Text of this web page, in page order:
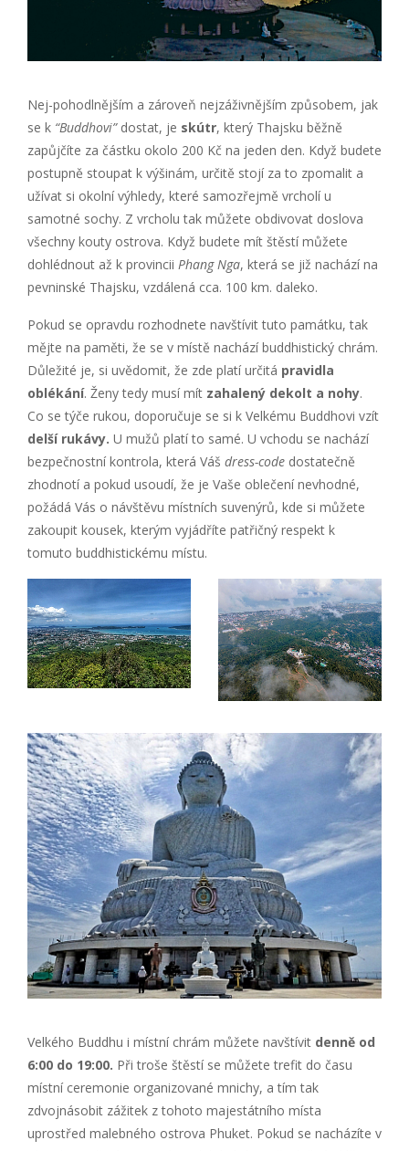
Nej-pohodlnějším a zároveň nejzáživnějším způsobem, jak
se k “Buddhovi”dostat, je skútr, který Thajsku běžně
zapůjčíte za částku okolo 200 Kč na jeden den. Když budete
postupně stoupat k výšinám, určitě stojí za to zpomalit a
užívat si okolní výhledy, které samozřejmě vrcholí u
samotné sochy. Z vrcholu tak můžete obdivovat doslova
všechny kouty ostrova. Když budete mít štěstí můžete
dohlédnout až k provincii Phang Nga, která se již nachází na
pevninské Thajsku, vzdálená cca. 100 km. daleko.
Pokud se opravdu rozhodnete navštívit tuto památku, tak
mějte na paměti, že se v místě nachází buddhistický chrám.
Důležité je, si uvědomit, že zde platí určitá pravidla
oblékání. Ženy tedy musí mít zahalený dekolt a nohy.
Co se týče rukou, doporučuje se si k Velkému Buddhovi vzít
delší rukávy. U mužů platí to samé. U vchodu se nachází
bezpečnostní kontrola, která Váš dress-code dostatečně
zhodnotí a pokud usoudí, že je Vaše oblečení nevhodné,
požádá Vás o návštěvu místních suvenýrů, kde si můžete
zakoupit kousek, kterým vyjádříte patřičný respekt k
tomuto buddhistickému místu.
Velkého Buddhu i místní chrám můžete navštívit denně od
6:00 do 19:00. Při troše štěstí se můžete trefit do času
místní ceremonie organizované mnichy, a tím tak
zdvojnásobit zážitek z tohoto majestátního místa
uprostřed malebného ostrova Phuket. Pokud se nacházíte v